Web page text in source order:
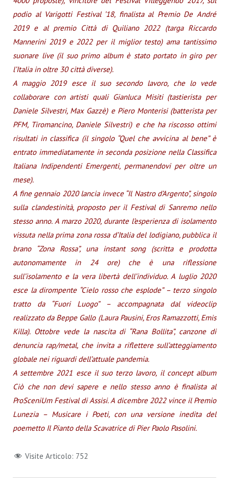
podio al Varigotti Festival ’18, finalista al Premio De André
2019 e al premio Città di Quiliano 2022 (targa Riccardo
Mannerini 2019 e 2022 per il miglior testo) ama tantissimo
suonare live (il suo primo album è stato portato in giro per
l’Italia in oltre 30 città diverse).
A maggio 2019 esce il suo secondo lavoro, che lo vede
collaborare con artisti quali Gianluca Misiti (tastierista per
Daniele Silvestri, Max Gazzè) e Piero Monterisi (batterista per
PFM, Tiromancino, Daniele Silvestri) e che ha riscosso ottimi
risultati in classifica (il singolo “Quel che avvicina al bene” è
entrato immediatamente in seconda posizione nella Classifica
Italiana Indipendenti Emergenti, permanendovi per oltre un
mese).
A fine gennaio 2020 lancia invece “Il Nastro d’Argento”, singolo
sulla clandestinità, proposto per il Festival di Sanremo nello
stesso anno. A marzo 2020, durante l’esperienza di isolamento
vissuta nella prima zona rossa d’Italia del lodigiano, pubblica il
brano “Zona Rossa”, una instant song (scritta e prodotta
autonomamente in 24 ore) che è una riflessione
sull’isolamento e la vera libertà dell’individuo. A luglio 2020
esce la dirompente “Cielo rosso che esplode” – terzo singolo
tratto da “Fuori Luogo” – accompagnata dal videoclip
realizzato da Beppe Gallo (Laura Pausini, Eros Ramazzotti, Emis
Killa). Ottobre vede la nascita di “Rana Bollita”, canzone di
denuncia rap/metal, che invita a riflettere sull’atteggiamento
globale nei riguardi dell’attuale pandemia.
A settembre 2021 esce il suo terzo lavoro, il concept album
Ciò che non devi sapere e nello stesso anno è finalista al
ProSceniUm Festival di Assisi. A dicembre 2022 vince il Premio
Lunezia – Musicare i Poeti, con una versione inedita del
poemetto Il Pianto della Scavatrice di Pier Paolo Pasolini.
Visite Articolo: 752